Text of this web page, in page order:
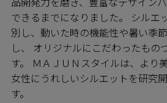
できるまでになりました。 シルエ
別し、動いた時の機能性や暑い季
し、 オリジナルにこだわったもの
す。 ＭＡＪＵＮスタイルは、より
女性にうれしいシルエットを研究
す。